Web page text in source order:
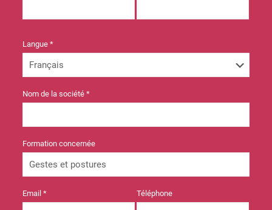
Langue *
Nom de la société *
Formation concernée
Email * Téléphone